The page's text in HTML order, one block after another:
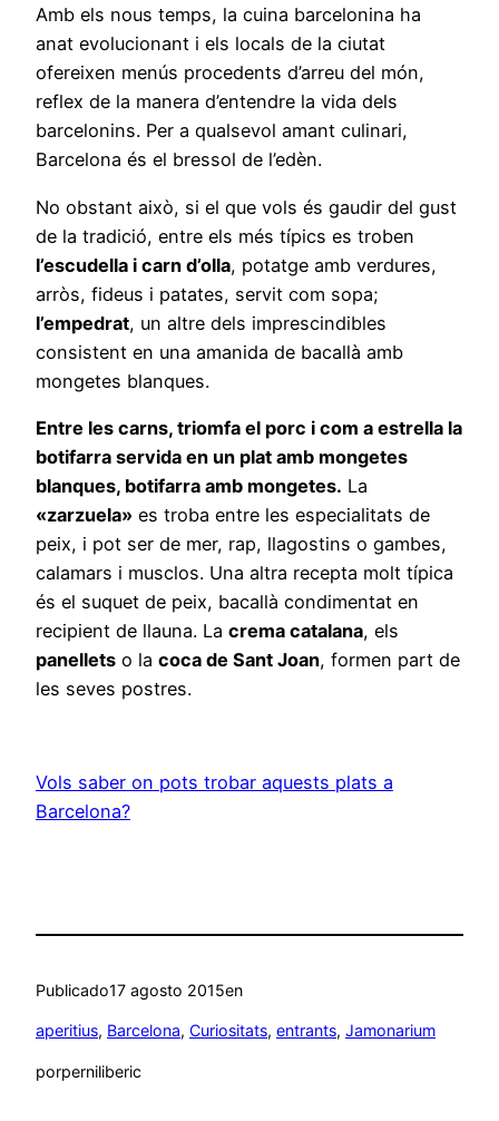
Amb els nous temps, la cuina barcelonina ha
anat evolucionant i els locals de la ciutat
ofereixen menús procedents d’arreu del món,
reflex de la manera d’entendre la vida dels
barcelonins. Per a qualsevol amant culinari,
Barcelona és el bressol de l’edèn.
No obstant això, si el que vols és gaudir del gust
de la tradició, entre els més típics es troben
l’escudella i carn d’olla, potatge amb verdures,
arròs, fideus i patates, servit com sopa;
l’empedrat, un altre dels imprescindibles
consistent en una amanida de bacallà amb
mongetes blanques.
Entre les carns, triomfa el porc i com a estrella la
botifarra servida en un plat amb mongetes
blanques, botifarra amb mongetes. La
«zarzuela» es troba entre les especialitats de
peix, i pot ser de mer, rap, llagostins o gambes,
calamars i musclos. Una altra recepta molt típica
és el suquet de peix, bacallà condimentat en
recipient de llauna. La crema catalana, els
panellets o la coca de Sant Joan, formen part de
les seves postres.
Vols saber on pots trobar aquests plats a
Barcelona?
Publicado17 agosto 2015en
aperitius, Barcelona, Curiositats, entrants, Jamonarium
porperniliberic